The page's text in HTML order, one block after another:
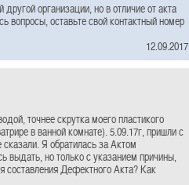
организации, но в отличие от акта
вопросы, оставьте свой контактный номер
12.09.2017
точнее скрутка моего пластикого
в ванной комнате). 5.09.17г, пришли с
Я обратилась за Актом
выдать, но только с указанием причины,
составления Дефектного Акта? Как